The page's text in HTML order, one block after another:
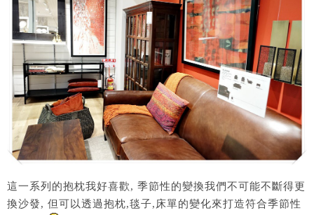
這一系列的抱枕我好喜歡, 季節性的變換我們不可能不斷得更
換沙發, 但可以透過抱枕,毯子,床單的變化來打造符合季節性